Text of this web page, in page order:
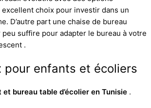
excellent choix pour investir dans un
D’autre part une chaise de bureau
suffire pour adapter le bureau à votre
.
pour enfants et écoliers
bureau table d’écolier en Tunisie .